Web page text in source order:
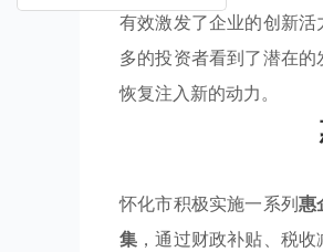
有效激发了企业的创新
多的投资者看到了潜在
恢复注入新的动力。
怀化市积极实施一系列惠
集 ，通过财政补贴、税